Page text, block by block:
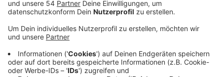
Anzeige
Werte seit Jahresbeginn gesunken, zeigt der Bericht.
Grundlage sind Untersuchungen des Deutschen